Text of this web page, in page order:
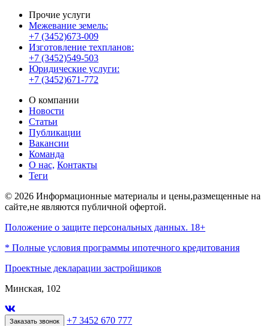
Прочие услуги
Межевание земель:
+7 (3452)673-009
Изготовление техпланов:
+7 (3452)549-503
Юридические услуги:
+7 (3452)671-772
О компании
Новости
Статьи
Публикации
Вакансии
Команда
О нас, Контакты
Теги
© 2026 Информационные материалы и цены,размещенные на
сайте,не являются публичной офертой.
Положение о защите персональных данных. 18+
* Полные условия программы ипотечного кредитования
Проектные декларации застройщиков
Минская, 102
Заказать звонок +7 3452 670 777